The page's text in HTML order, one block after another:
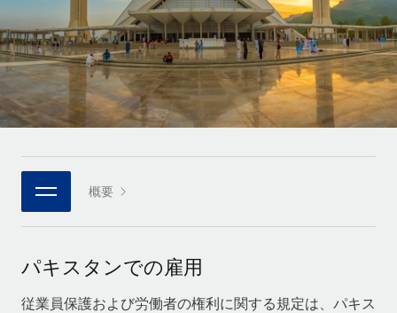
Remote統合
人事機能をワークフローにシームレスに統合する
プラットフォーム
チームのための人事の基本機能を内蔵
接続 新しい
当社のMCPを使用して、あらゆるAIツールをRemoteに接続
統合
基本的なビジネスツールを活用して業務プロセスを効率化す
ミッドマーケット
カスタマイズされた人事ソリューションでチームを拡大する
大企業向けのグローバルHR
パートナーに登録
戦略的テクノロジーパートナー
グローバルな人事機能を柔軟に自社プラットフォームへ統合
当社とのパートナーシップの可能性を検討する
Remote Build 近日リリース予定
リサーチおよびガイド
活用事例
HR用語集
チェックリストおよびテンプレート
職務内容ライブラリ
ウェビナー
イベント
ニュースルーム
給与・人材情報
Español
Italiano
Português (Portugal)
日本語
한국어 概要
パキスタンでの雇用
従業員保護および労働者の権利に関する規定は、パキス